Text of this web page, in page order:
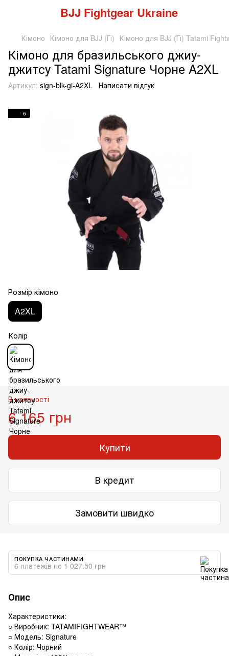
BJJ Fightgear Ukraine
Кімоно Кімоно для BJJ (Гі) Кімоно для BJJ (Гі) Tatami
Кімоно для бразильського джиу-
джитсу Tatami Signature Чорне A2XL
Артикул: sign-blk-gi-A2XL Написати відгук
6
Розмір кімоно
A2XL
Колір
В наявності
6 165 грн
Купити
В кредит
Замовити швидко
ПОКУПКА ЧАСТИНАМИ
6 платежів по 1 027.50 грн
Опис
Характеристики:
○ Виробник: TATAMIFIGHTWEAR™
○ Модель: Signature
○ Колір: Чорний